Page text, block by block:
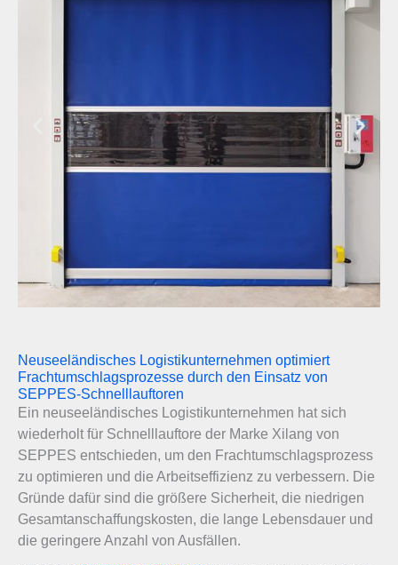
Neuseeländisches Logistikunternehmen optimiert
Frachtumschlagsprozesse durch den Einsatz von
SEPPES-Schnelllauftoren
Ein neuseeländisches Logistikunternehmen hat sich
wiederholt für Schnelllauftore der Marke Xilang von
SEPPES entschieden, um den Frachtumschlagsprozess
zu optimieren und die Arbeitseffizienz zu verbessern. Die
Gründe dafür sind die größere Sicherheit, die niedrigen
Gesamtanschaffungskosten, die lange Lebensdauer und
die geringere Anzahl von Ausfällen.